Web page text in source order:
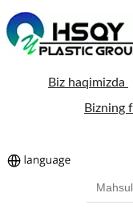
Biz haqimizda
Bizning